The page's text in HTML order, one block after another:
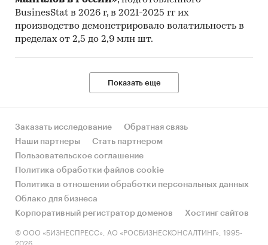
BusinesStat в 2026 г, в 2021-2025 гг их
производство демонстрировало волатильность в
пределах от 2,5 до 2,9 млн шт.
Показать еще
Заказать исследование
Обратная связь
Наши партнеры
Стать партнером
Пользовательское соглашение
Политика обработки файлов cookie
Политика в отношении обработки персональных данных
Облако для бизнеса
Корпоративный регистратор доменов
Хостинг сайтов
© ООО «БИЗНЕСПРЕСС», АО «РОСБИЗНЕСКОНСАЛТИНГ», 1995-
2026.